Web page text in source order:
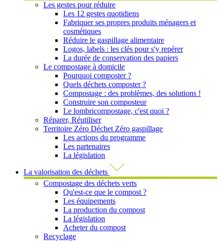
Les gestes pour réduire
Les 12 gestes quotidiens
Fabriquer ses propres produits ménagers et
cosmétiques
Réduire le gaspillage alimentaire
Logos, labels : les clés pour s'y repérer
La durée de conservation des papiers
Le compostage à domicile
Pourquoi composter ?
Quels déchets composter ?
Compostage : des problèmes, des solutions !
Construire son composteur
Le lombricompostage, c'est quoi ?
Réparer, Réutiliser
Territoire Zéro Déchet Zéro gaspillage
Les actions du programme
Les partenaires
La législation
La valorisation des déchets
Compostage des déchets verts
Qu'est-ce que le compost ?
Les équipements
La production du compost
La législation
Acheter du compost
Recyclage